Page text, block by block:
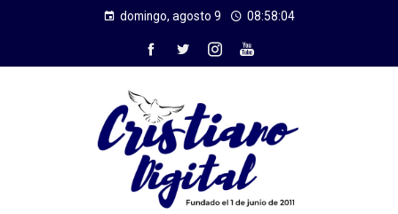
domingo, agosto 9 08:58:04